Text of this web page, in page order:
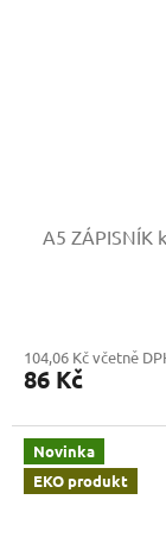
A5 ZÁPISNÍK
104,06 Kč včetně
86 Kč
Novinka
EKO produkt